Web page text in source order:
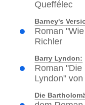
Queffélec
Barney's
Roman
Richler
Barry Lyndon:
Roman
Lyndon"
Die